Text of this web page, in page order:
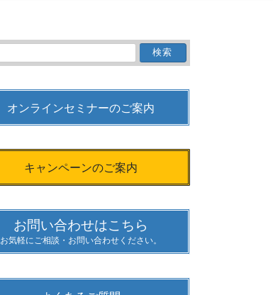
オンラインセミナーのご案内
キャンペーンのご案内
お問い合わせはこちら
お気軽にご相談・お問い合わせください。